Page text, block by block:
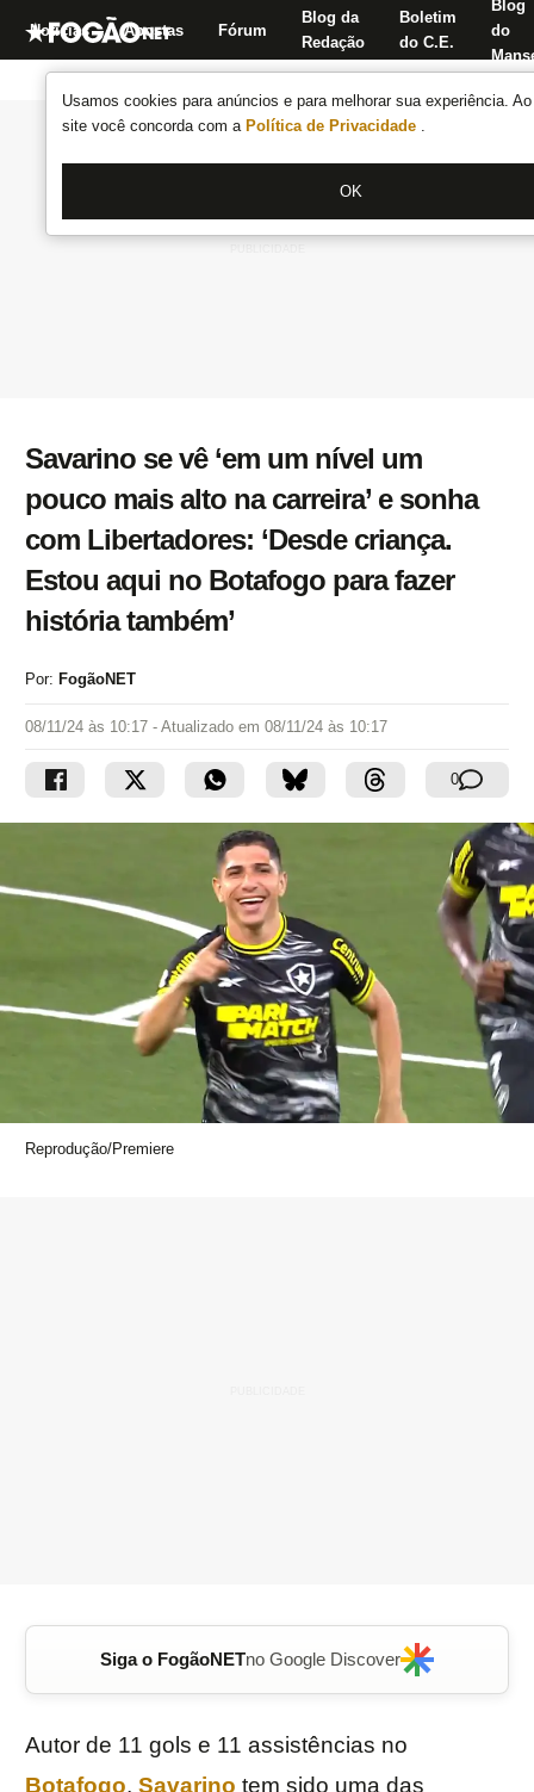
Usamos cookies para anúncios e para melhorar sua experiência.
site você concorda com a Política de Privacidade .
OK
Notícias Apostas Fórum
Blog da
Redação
Boletim
do C.E.
Blog
do
Savarino se vê ‘em um nível um
pouco mais alto na carreira’ e sonha
com Libertadores: ‘Desde criança.
Estou aqui no Botafogo para fazer
história também’
Por: FogãoNET
08/11/24 às 10:17 - Atualizado em 08/11/24 às 10:17
0
Reprodução/Premiere
Siga o FogãoNETno Google Discover
Autor de 11 gols e 11 assistências no
Botafogo, Savarino tem sido uma das